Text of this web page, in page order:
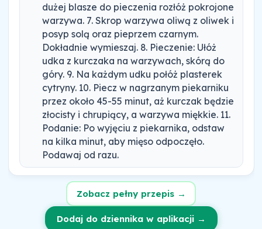
dużej blasze do pieczenia rozłóż pokrojone
warzywa. 7. Skrop warzywa oliwą z oliwek i
posyp solą oraz pieprzem czarnym.
Dokładnie wymieszaj. 8. Pieczenie: Ułóż
udka z kurczaka na warzywach, skórą do
góry. 9. Na każdym udku połóż plasterek
cytryny. 10. Piecz w nagrzanym piekarniku
przez około 45-55 minut, aż kurczak będzie
złocisty i chrupiący, a warzywa miękkie. 11.
Podanie: Po wyjęciu z piekarnika, odstaw
na kilka minut, aby mięso odpoczęło.
Podawaj od razu.
Zobacz pełny przepis →
Dodaj do dziennika w aplikacji →